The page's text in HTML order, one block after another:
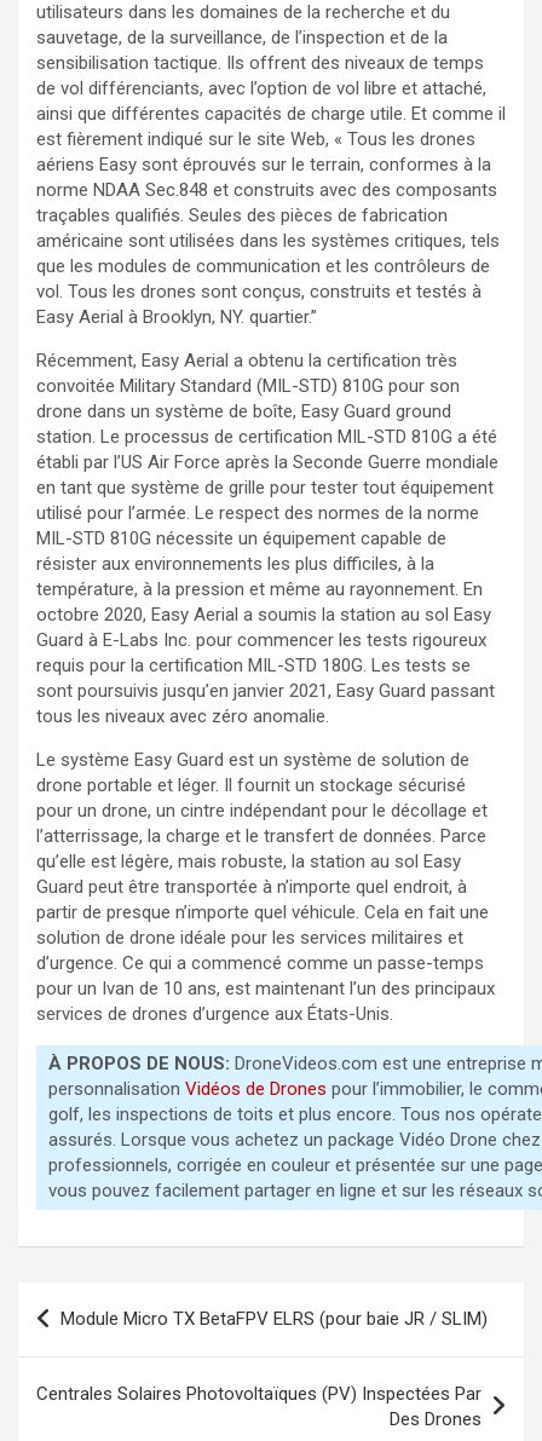
utilisateurs dans les domaines de la recherche et du
sauvetage, de la surveillance, de l’inspection et de la
sensibilisation tactique. Ils offrent des niveaux de temps
de vol différenciants, avec l’option de vol libre et attaché,
ainsi que différentes capacités de charge utile. Et comme il
est fièrement indiqué sur le site Web, « Tous les drones
aériens Easy sont éprouvés sur le terrain, conformes à la
norme NDAA Sec.848 et construits avec des composants
traçables qualifiés. Seules des pièces de fabrication
américaine sont utilisées dans les systèmes critiques, tels
que les modules de communication et les contrôleurs de
vol. Tous les drones sont conçus, construits et testés à
Easy Aerial à Brooklyn, NY. quartier.”
Récemment, Easy Aerial a obtenu la certification très
convoitée Military Standard (MIL-STD) 810G pour son
drone dans un système de boîte, Easy Guard ground
station. Le processus de certification MIL-STD 810G a été
établi par l’US Air Force après la Seconde Guerre mondiale
en tant que système de grille pour tester tout équipement
utilisé pour l’armée. Le respect des normes de la norme
MIL-STD 810G nécessite un équipement capable de
résister aux environnements les plus difficiles, à la
température, à la pression et même au rayonnement. En
octobre 2020, Easy Aerial a soumis la station au sol Easy
Guard à E-Labs Inc. pour commencer les tests rigoureux
requis pour la certification MIL-STD 180G. Les tests se
sont poursuivis jusqu’en janvier 2021, Easy Guard passant
tous les niveaux avec zéro anomalie.
Le système Easy Guard est un système de solution de
drone portable et léger. Il fournit un stockage sécurisé
pour un drone, un cintre indépendant pour le décollage et
l’atterrissage, la charge et le transfert de données. Parce
qu’elle est légère, mais robuste, la station au sol Easy
Guard peut être transportée à n’importe quel endroit, à
partir de presque n’importe quel véhicule. Cela en fait une
solution de drone idéale pour les services militaires et
d’urgence. Ce qui a commencé comme un passe-temps
pour un Ivan de 10 ans, est maintenant l’un des principaux
services de drones d’urgence aux États-Unis.
À PROPOS DE NOUS: DroneVideos.com est une entreprise
personnalisation Vidéos de Drones pour l’immobilier, le
golf, les inspections de toits et plus encore. Tous nos
assurés. Lorsque vous achetez un package Vidéo Drone
professionnels, corrigée en couleur et présentée sur une
vous pouvez facilement partager en ligne et sur les réseaux
Navigation
de
l’article
Module Micro TX BetaFPV ELRS (pour baie JR / SLIM)
Centrales Solaires Photovoltaïques (PV) Inspectées Par
Des Drones